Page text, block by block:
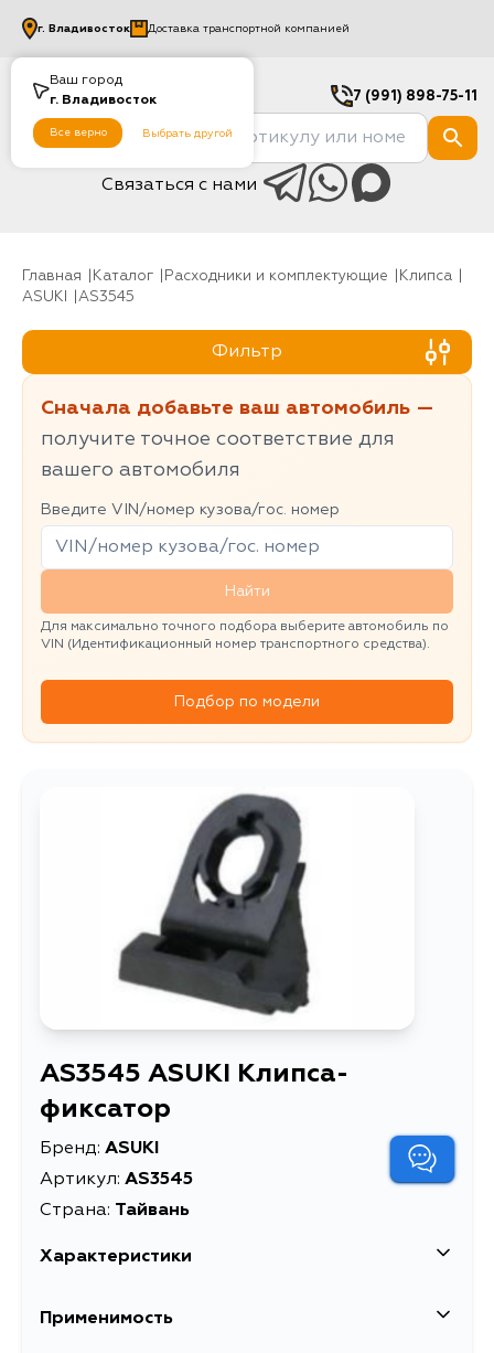
Ваш город
г. Владивосток
Все верно Выбрать другой
г. Владивосток Доставка транспортной компанией
7 (991) 898-75-11
Связаться с нами
Главная Каталог Расходники и комплектующие
клипса
ASUKI
AS3545
Фильтр
Сначала добавьте ваш автомобиль —
получите точное соответствие для
вашего автомобиля
Введите VIN/номер кузова/гос. номер
Найти
Для максимально точного подбора выберите автомобиль по
VIN (Идентификационный номер транспортного средства).
Подбор по модели
AS3545 ASUKI Клипса-
фиксатор
Бренд: ASUKI
Артикул: AS3545
Страна: Тайвань
Характеристики
Применимость